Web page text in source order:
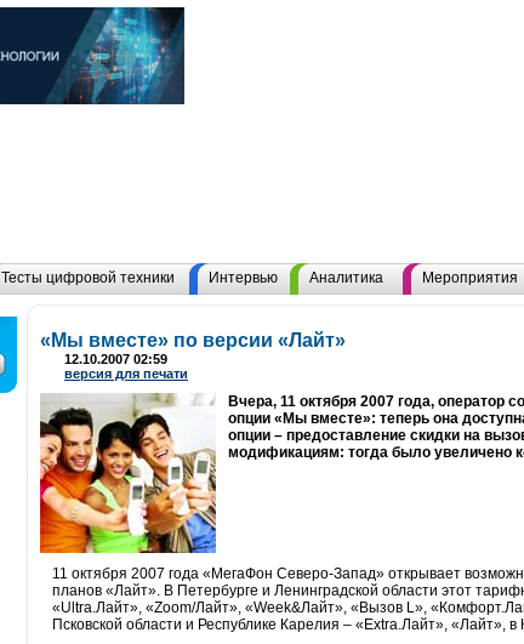
Тесты цифровой техники Интервью Аналитика Мероприятия
«Мы вместе» по версии «Лайт»
12.10.2007 02:59
версия для печати
Вчера, 11 октября 2007 года,
опции «Мы вместе»: теперь она
опции – предоставление скидки на
модификациям: тогда было увеличено
11 октября 2007 года «МегаФон Северо-Запад» открывает
планов «Лайт». В Петербурге и Ленинградской области этот
«Ultra.Лайт», «Zoom/Лайт», «Week&Лайт», «Вызов L»,
Псковской области и Республике Карелия – «Extra.Лайт», «Лайт»,